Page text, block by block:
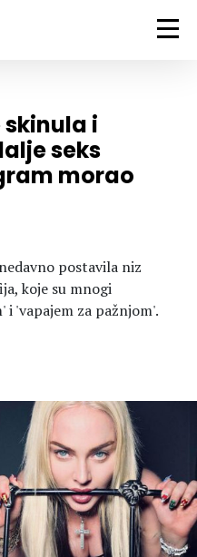
i
seks
morao
postavila niz
koje su mnogi
'vapajem za pažnjom'.